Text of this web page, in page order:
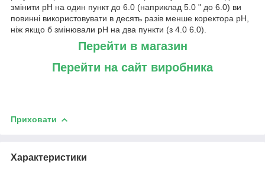
змінити pH на один пункт до 6.0 (наприклад 5.0 " до 6.0) ви
повинні використовувати в десять разів менше коректора pH,
ніж якщо б змінювали pH на два пункти (з 4.0 6.0).
Перейти в магазин
Перейти на сайт виробника
Приховати
Характеристики